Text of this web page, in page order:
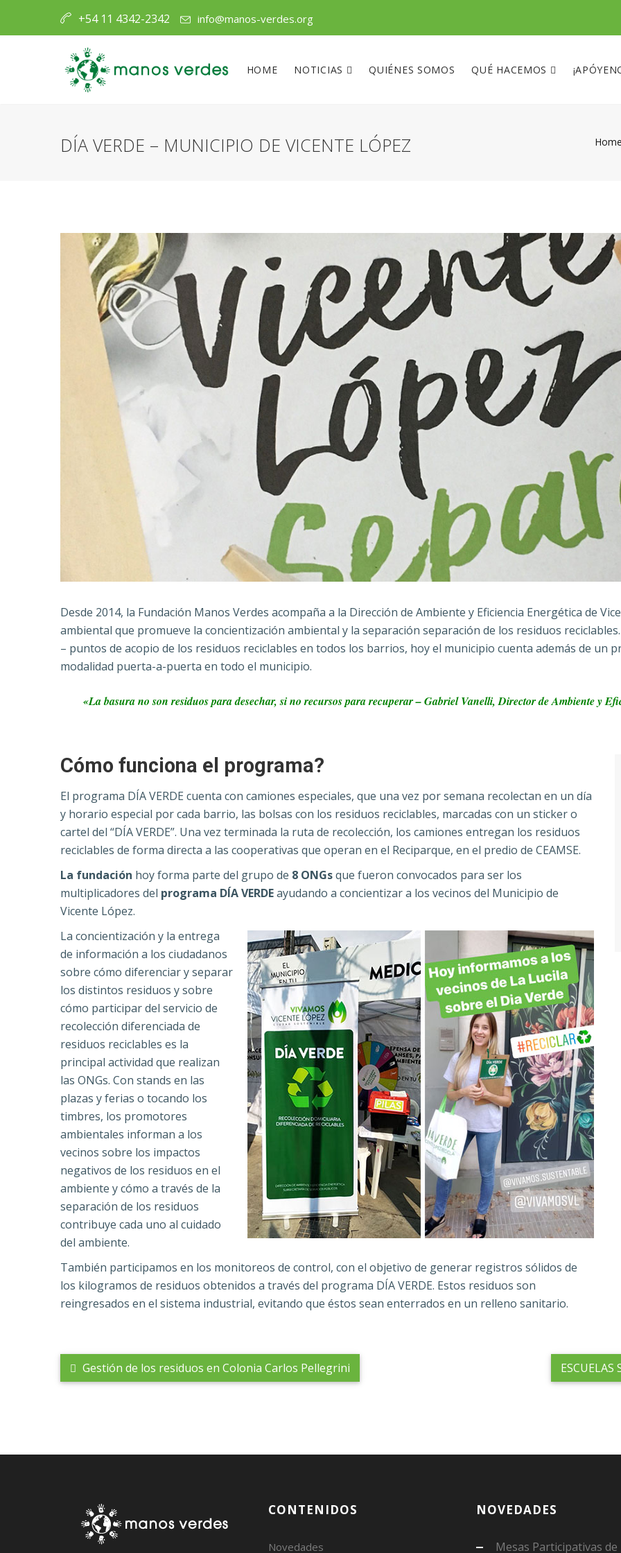
+54 11 4342-2342 info@manos-verdes.org
HOME NOTICIAS QUIÉNES SOMOS QUÉ HACEMOS
DÍA VERDE – MUNICIPIO DE VICENTE LÓPEZ Home
Desde 2014, la Fundación Manos Verdes acompaña a la Dirección de Ambiente y Eficiencia Energética de
ambiental que promueve la concientización ambiental y la separación separación de los residuos
– puntos de acopio de los residuos reciclables en todos los barrios, hoy el municipio cuenta además de un
modalidad puerta-a-puerta en todo el municipio.
«La basura no son residuos para desechar, si no recursos para recuperar – Gabriel Vanelli, Director de Ambiente y
Cómo funciona el programa?
El programa DÍA VERDE cuenta con camiones especiales, que una vez por semana recolectan en un día
y horario especial por cada barrio, las bolsas con los residuos reciclables, marcadas con un sticker o
cartel del “DÍA VERDE”. Una vez terminada la ruta de recolección, los camiones entregan los residuos
reciclables de forma directa a las cooperativas que operan en el Reciparque, en el predio de CEAMSE.
La fundación hoy forma parte del grupo de 8 ONGsque fueron convocados para ser los
multiplicadores del programa DÍA VERDEayudando a concientizar a los vecinos del Municipio de
Vicente López.
La concientización y la entrega
de información a los ciudadanos
sobre cómo diferenciar y separar
los distintos residuos y sobre
cómo participar del servicio de
recolección diferenciada de
residuos reciclables es la
principal actividad que realizan
las ONGs. Con stands en las
plazas y ferias o tocando los
timbres, los promotores
ambientales informan a los
vecinos sobre los impactos
negativos de los residuos en el
ambiente y cómo a través de la
separación de los residuos
contribuye cada uno al cuidado
del ambiente.
También participamos en los monitoreos de control, con el objetivo de generar registros sólidos de
los kilogramos de residuos obtenidos a través del programa DÍA VERDE. Estos residuos son
reingresados en el sistema industrial, evitando que éstos sean enterrados en un relleno sanitario.
Gestión de los residuos en Colonia Carlos Pellegrini
CONTENIDOS
Novedades
NOVEDADES
Mesas Participativas de